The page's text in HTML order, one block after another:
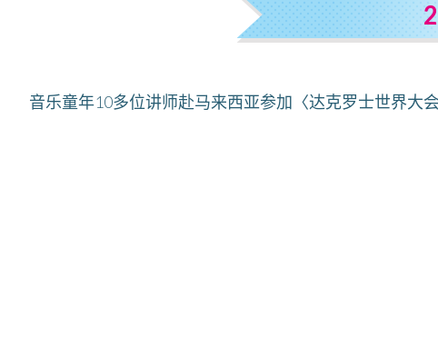
音乐童年10多位讲师赴马来西亚参加〈达克罗士世界大